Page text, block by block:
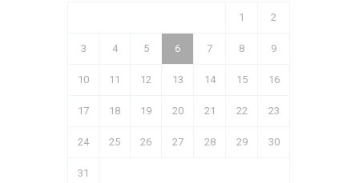
1 2
3 4 5 6 7 8 9
10 11 12 13 14 15 16
17 18 19 20 21 22 23
24 25 26 27 28 29 30
31